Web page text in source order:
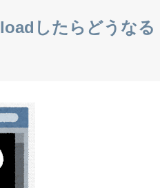
したらどうなる